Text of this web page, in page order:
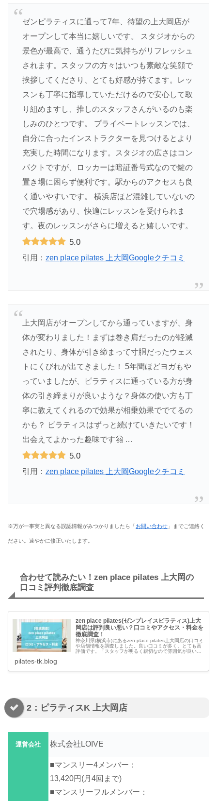
ゼンピラティスに通って7年、待望の上大岡店が
オープンして本当に嬉しいです。 スタジオからの
景色が最高で、通うたびに気持ちがリフレッシュ
されます。スタッフの方々はいつも素敵な笑顔で
挨拶してくださり、とても好感が持てます。レッ
スンも丁寧に指導していただけるので安心して取
り組めますし、推しのスタッフさんがいるのも楽
しみのひとつです。 プライベートレッスンでは、
自分に合ったインストラクターを見つけるとより
充実した時間になります。スタジオの広さはコン
パクトですが、ロッカーは暗証番号式なので鍵の
置き場に困らず便利です。駅からのアクセスも良
く通いやすいです。 横浜店ほど混雑していないの
で穴場感があり、快適にレッスンを受けられま
す。夜のレッスンがさらに増えると嬉しいです。
5.0
引用： zen place pilates 上大岡Googleクチコミ
上大岡店がオープンしてから通っていますが、身
体が変わりました！まずは巻き肩だったのが軽減
されたり、身体が引き締まって寸胴だったウェス
トにくびれが出てきました！ 5年間ほどヨガもや
っていましたが、ピラティスに通っている方が身
体の引き締まりが良いような？身体の使い方も丁
寧に教えてくれるので効果が相乗効果ででてるの
かも？ ピラティスはずっと続けていきたいです！
出会えてよかった趣味です🤗 …
5.0
引用： zen place pilates 上大岡Googleクチコミ
※万が一事実と異なる誤認情報がみつかりましたら「お問い合わせ 」までご連絡く
ださい。速やかに修正いたします。
合わせて読みたい！zen place pilates 上大岡の
口コミ評判徹底調査
zen place pilates(ゼンプレイスピラティス)上大
岡店は評判良い悪い？口コミやアクセス・料金を
徹底調査！
神奈川県(横浜市)にあるzen place pilates上大岡店の口コミ
や店舗情報を調査しました。良い口コミが多く、とても高
評価です。「スタッフが明るく親切なので雰囲気が良い」
pilates-tk.blog
2：ピラティスK 上大岡店
運営会社 株式会社LOIVE
■マンスリー4メンバー：
13,420円(月4回まで)
■マンスリーフルメンバー：